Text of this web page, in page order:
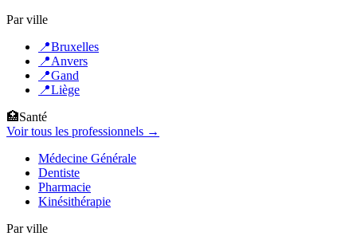
Par ville
📍Bruxelles
📍Anvers
📍Gand
📍Liège
🏥Santé
Voir tous les professionnels →
Médecine Générale
Dentiste
Pharmacie
Kinésithérapie
Par ville